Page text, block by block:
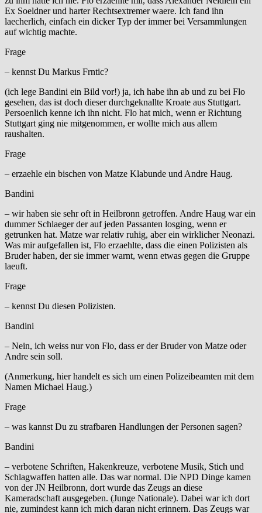
Ex Soeldner und harter Rechtsextremer waere. Ich fand ihn
laecherlich, einfach ein dicker Typ der immer bei Versammlungen
auf wichtig machte.
Frage
– kennst Du Markus Frntic?
(ich lege Bandini ein Bild vor!) ja, ich habe ihn ab und zu bei Flo
gesehen, das ist doch dieser durchgeknallte Kroate aus Stuttgart.
Persoenlich kenne ich ihn nicht. Flo hat mich, wenn er Richtung
Stuttgart ging nie mitgenommen, er wollte mich aus allem
raushalten.
Frage
– erzaehle ein bischen von Matze Klabunde und Andre Haug.
Bandini
– wir haben sie sehr oft in Heilbronn getroffen. Andre Haug war ein
dummer Schlaeger der auf jeden Passanten losging, wenn er
getrunken hat. Matze war relativ ruhig, aber ein wirklicher Neonazi.
Was mir aufgefallen ist, Flo erzaehlte, dass die einen Polizisten als
Bruder haben, der sie immer warnt, wenn etwas gegen die Gruppe
laeuft.
Frage
– kennst Du diesen Polizisten.
Bandini
– Nein, ich weiss nur von Flo, dass er der Bruder von Matze oder
Andre sein soll.
(Anmerkung, hier handelt es sich um einen Polizeibeamten mit dem
Namen Michael Haug.)
Frage
– was kannst Du zu strafbaren Handlungen der Personen sagen?
Bandini
– verbotene Schriften, Hakenkreuze, verbotene Musik, Stich und
Schlagwaffen hatten alle. Das war normal. Die NPD Dinge kamen
von der JN Heilbronn, dort wurde das Zeugs an diese
Kameradschaft ausgegeben. (Junge Nationale). Dabei war ich dort
nie, zumindest kann ich mich daran nicht erinnern. Das Zeugs war